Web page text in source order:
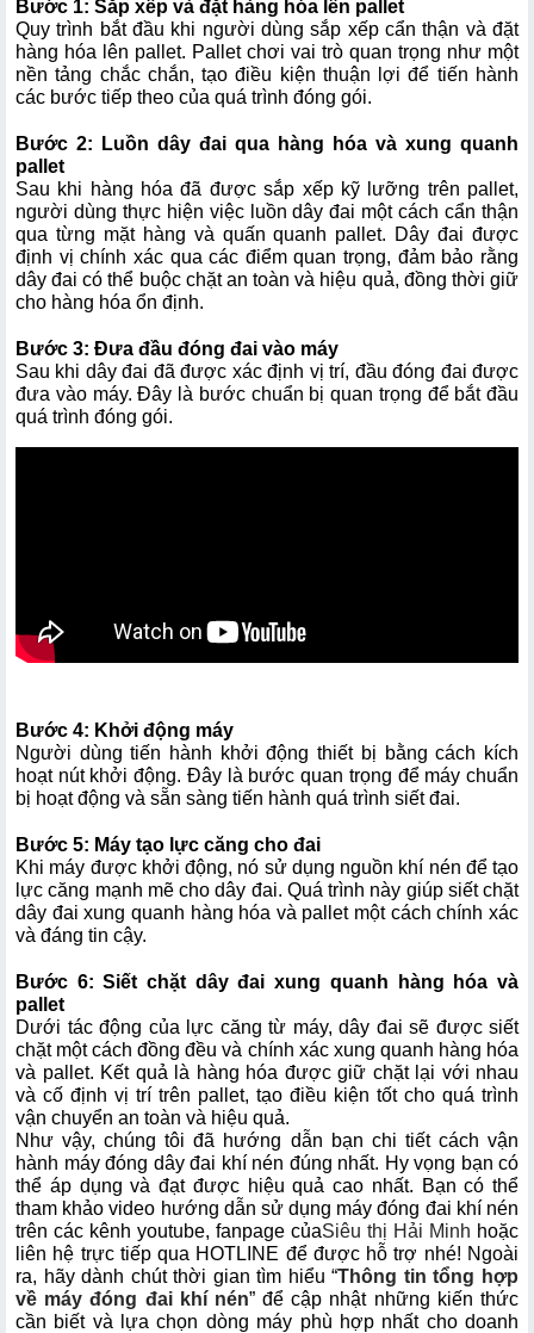
Bước 1: Sắp xếp và đặt hàng hóa lên pallet
Quy trình bắt đầu khi người dùng sắp xếp cẩn thận và đặt
hàng hóa lên pallet. Pallet chơi vai trò quan trọng như một
nền tảng chắc chắn, tạo điều kiện thuận lợi để tiến hành
các bước tiếp theo của quá trình đóng gói.
Bước 2: Luồn dây đai qua hàng hóa và xung quanh
pallet
Sau khi hàng hóa đã được sắp xếp kỹ lưỡng trên pallet,
người dùng thực hiện việc luồn dây đai một cách cẩn thận
qua từng mặt hàng và quấn quanh pallet. Dây đai được
định vị chính xác qua các điểm quan trọng, đảm bảo rằng
dây đai có thể buộc chặt an toàn và hiệu quả, đồng thời giữ
cho hàng hóa ổn định.
Bước 3: Đưa đầu đóng đai vào máy
Sau khi dây đai đã được xác định vị trí, đầu đóng đai được
đưa vào máy. Đây là bước chuẩn bị quan trọng để bắt đầu
quá trình đóng gói.
Bước 4: Khởi động máy
Người dùng tiến hành khởi động thiết bị bằng cách kích
hoạt nút khởi động. Đây là bước quan trọng để máy chuẩn
bị hoạt động và sẵn sàng tiến hành quá trình siết đai.
Bước 5: Máy tạo lực căng cho đai
Khi máy được khởi động, nó sử dụng nguồn khí nén để tạo
lực căng mạnh mẽ cho dây đai. Quá trình này giúp siết chặt
dây đai xung quanh hàng hóa và pallet một cách chính xác
và đáng tin cậy.
Bước 6: Siết chặt dây đai xung quanh hàng hóa và
pallet
Dưới tác động của lực căng từ máy, dây đai sẽ được siết
chặt một cách đồng đều và chính xác xung quanh hàng hóa
và pallet. Kết quả là hàng hóa được giữ chặt lại với nhau
và cố định vị trí trên pallet, tạo điều kiện tốt cho quá trình
vận chuyển an toàn và hiệu quả.
Như vậy, chúng tôi đã hướng dẫn bạn chi tiết cách vận
hành máy đóng dây đai khí nén đúng nhất. Hy vọng bạn có
thể áp dụng và đạt được hiệu quả cao nhất. Bạn có thể
tham khảo video hướng dẫn sử dụng máy đóng đai khí nén
trên các kênh youtube, fanpage củaSiêu thị Hải Minh hoặc
liên hệ trực tiếp qua HOTLINE để được hỗ trợ nhé! Ngoài
ra, hãy dành chút thời gian tìm hiểu “Thông tin tổng hợp
về máy đóng đai khí nén” để cập nhật những kiến thức
cần biết và lựa chọn dòng máy phù hợp nhất cho doanh